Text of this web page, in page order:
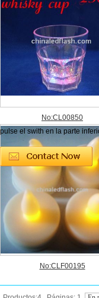
No:CL00850
pulse el swith en la parte
No:CLF00195